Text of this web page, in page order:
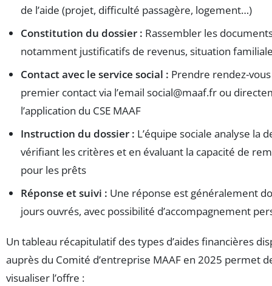
de l’aide (projet, difficulté passagère, logement…)
Constitution du dossier : Rassembler les
notamment justificatifs de revenus, situation
Contact avec le service social : Prendre rendez-
premier contact via l’email social@maaf.fr ou
l’application du CSE MAAF
Instruction du dossier : L’équipe sociale analyse la
vérifiant les critères et en évaluant la capacité de
pour les prêts
Réponse et suivi : Une réponse est généralement
jours ouvrés, avec possibilité d’accompagnement
Un tableau récapitulatif des types d’aides financières
auprès du Comité d’entreprise MAAF en 2025 permet
visualiser l’offre :